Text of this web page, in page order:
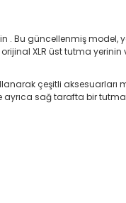
. Bu güncellenmiş
XLR üst tutma
çeşitli
sağ tarafta bir tutma